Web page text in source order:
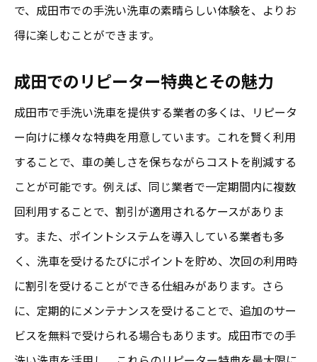
で、成田市での手洗い洗車の素晴らしい体験を、よりお
得に楽しむことができます。
成田でのリピーター特典とその魅力
成田市で手洗い洗車を提供する業者の多くは、リピータ
ー向けに様々な特典を用意しています。これを賢く利用
することで、車の美しさを保ちながらコストを削減する
ことが可能です。例えば、同じ業者で一定期間内に複数
回利用することで、割引が適用されるケースがありま
す。また、ポイントシステムを導入している業者も多
く、洗車を受けるたびにポイントを貯め、次回の利用時
に割引を受けることができる仕組みがあります。さら
に、定期的にメンテナンスを受けることで、追加のサー
ビスを無料で受けられる場合もあります。成田市での手